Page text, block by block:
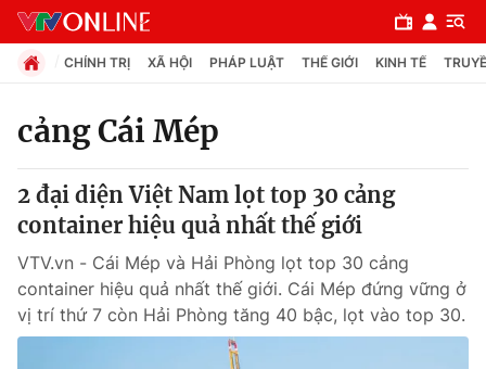
Chuyên mục
Chính trị
Xã hội
Pháp luật
CHÍNH TRỊ XÃ HỘI PHÁP LUẬT THẾ GIỚI KINH TẾ
cảng Cái Mép
2 đại diện Việt Nam lọt top 30 cảng
container hiệu quả nhất thế giới
VTV.vn - Cái Mép và Hải Phòng lọt top 30 cảng
container hiệu quả nhất thế giới. Cái Mép đứng vững ở
vị trí thứ 7 còn Hải Phòng tăng 40 bậc, lọt vào top 30.